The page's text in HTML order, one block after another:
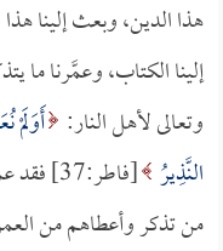
هذا الدين، وبعث إلينا
إلينا الكتاب، وعمَّرنا ما
وتعالى لأهل النار:
النَّذِيرُ
من تذكر وأعطاهم من